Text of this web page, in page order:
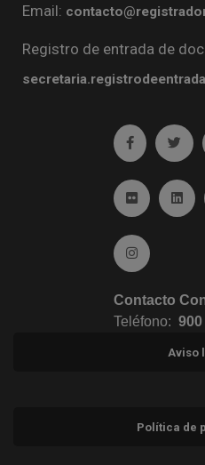
Email:
Registro de entrada de
Ir a Ir
Ir a FlickrIr a
Ir a
Contacto
Teléfono: 900
Aviso
Política de